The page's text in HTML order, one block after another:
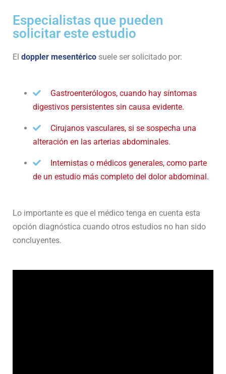
Especialistas que pueden
solicitar este estudio
El doppler mesentérico suele ser solicitado por:
Gastroenterólogos, cuando hay síntomas
digestivos persistentes sin causa evidente.
Cirujanos vasculares, si se sospecha una
alteración en las arterias abdominales.
Internistas o médicos generales, como parte
de un estudio más completo del dolor abdominal.
Lo importante es que el médico tenga en cuenta esta
opción diagnóstica cuando otros estudios no han sido
concluyentes.